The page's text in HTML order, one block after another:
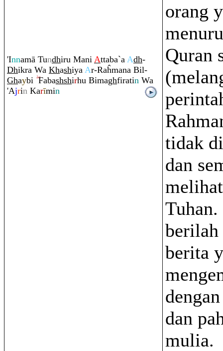
'Innamā Tundhiru Mani Attaba`a Adh-
Dhikra Wa Khashiya Ar-Raĥmana Bil-
Ghaybi Fabashshirhu Bimaghfiratin Wa
'Ajrin Karīmin
orang
Quran
tidak
dan
berilah
berita
dan
mulia.